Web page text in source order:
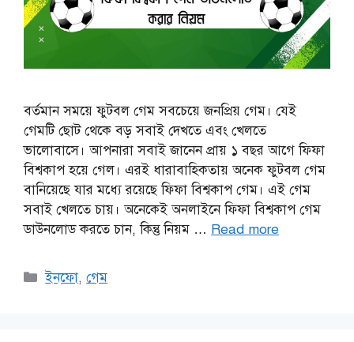
বর্তমান সময়ে ফুটবল গেম সবচেয়ে জনপ্রিয় গেম। যেই
গেমটি ছোট থেকে বড় সবাই দেখতে এবং খেলতে
ভালোবাসে। আপনারা সবাই জানেন প্রায় ১ বছর আগে ফিফা
বিশ্বকাপ হয়ে গেল। এরই ধারাবাহিকতায় অনেক ফুটবল গেম
বানিয়েছে যার মধ্যে রয়েছে ফিফা বিশ্বকাপ গেম। এই গেম
সবাই খেলতে চায়। অনেকেই অনলাইনে ফিফা বিশ্বকাপ গেম
ডাউনলোড করতে চান, কিন্তু নিয়ম … Read more
Categories
ইনফো,গেম